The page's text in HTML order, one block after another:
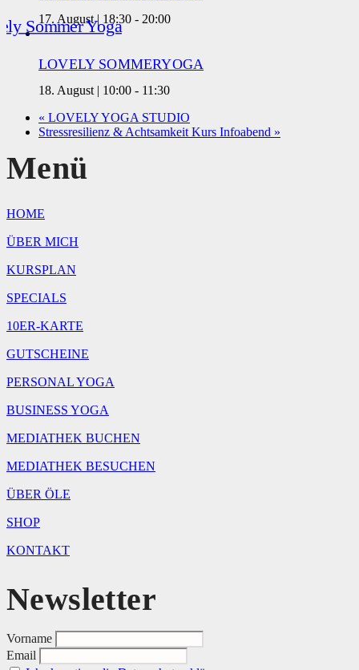
17. August | 18:30 - 20:00
LOVELY SOMMERYOGA
18. August | 10:00 - 11:30
« LOVELY YOGA STUDIO
Stressresilienz & Achtsamkeit Kurs Infoabend »
Menü
HOME
ÜBER MICH
KURSPLAN
SPECIALS
10ER-KARTE
GUTSCHEINE
PERSONAL YOGA
BUSINESS YOGA
MEDIATHEK BUCHEN
MEDIATHEK BESUCHEN
ÜBER ÖLE
SHOP
KONTAKT
Newsletter
Vorname
Email